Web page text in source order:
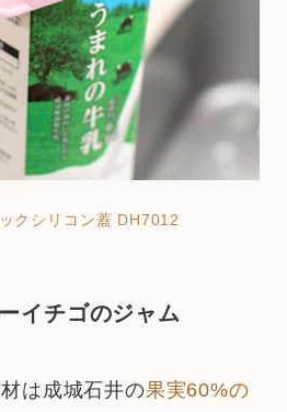
クシリコン蓋 DH7012
イチゴのジャム
は成城石井の果実60%の